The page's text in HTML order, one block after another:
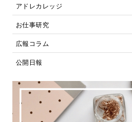
アドレカレッジ
お仕事研究
広報コラム
公開日報